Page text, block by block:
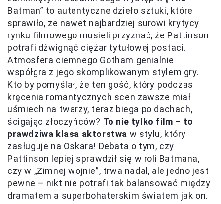
Batman” to autentyczne dzieło sztuki, które
sprawiło, że nawet najbardziej surowi krytycy
rynku filmowego musieli przyznać, że Pattinson
potrafi dźwignąć ciężar tytułowej postaci.
Atmosfera ciemnego Gotham genialnie
współgra z jego skomplikowanym stylem gry.
Kto by pomyślał, że ten gość, który podczas
kręcenia romantycznych scen zawsze miał
uśmiech na twarzy, teraz biega po dachach,
ścigając złoczyńców? To nie tylko film – to
prawdziwa klasa aktorstwa w stylu, który
zasługuje na Oskara! Debata o tym, czy
Pattinson lepiej sprawdził się w roli Batmana,
czy w „Zimnej wojnie”, trwa nadal, ale jedno jest
pewne – nikt nie potrafi tak balansować między
dramatem a superbohaterskim światem jak on.